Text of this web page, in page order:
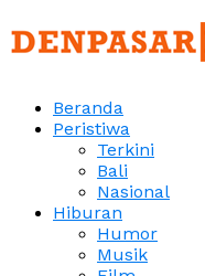
Beranda
Peristiwa
Terkini
Bali
Nasional
Hiburan
Humor
Musik